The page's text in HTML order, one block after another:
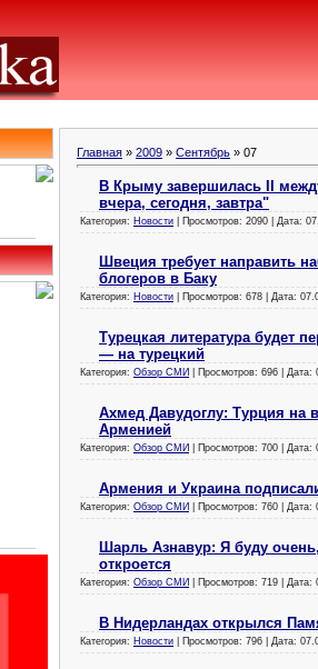
Главная » 2009 » Сентябрь » 07
В Крыму завершилась II
вчера, сегодня, завтра"
Категория: Новости | Просмотров: 2090 | Дата:
Швеция требует направить
блогеров в Баку
Категория: Новости | Просмотров: 678 | Дата:
Турецкая литература будет
— на турецкий
Категория: Обзор СМИ | Просмотров: 696 | Дата:
Ахмед Давудоглу: Турция на
Арменией
Категория: Обзор СМИ | Просмотров: 700 | Дата:
Армения и Украина
Категория: Обзор СМИ | Просмотров: 760 | Дата:
Шарль Азнавур: Я буду
откроется
Категория: Обзор СМИ | Просмотров: 719 | Дата:
В Нидерландах открылся
Категория: Новости | Просмотров: 796 | Дата: